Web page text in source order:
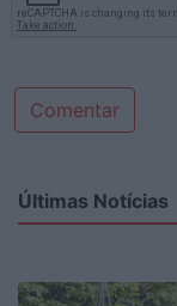
Comentar
Últimas Notícias